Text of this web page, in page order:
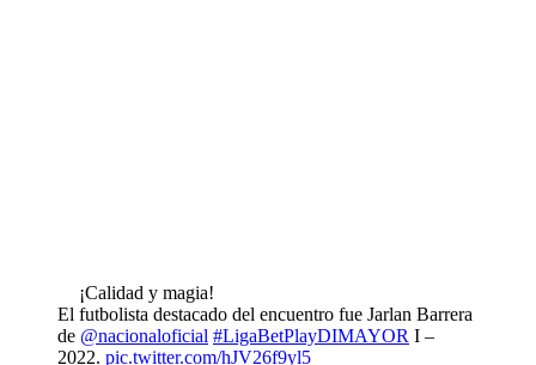
¡Calidad y magia!
El futbolista destacado del encuentro fue Jarlan Barrera
de @nacionaloficial #LigaBetPlayDIMAYOR I –
2022. pic.twitter.com/hJV26f9yl5